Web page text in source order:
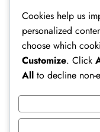
Ferry Doedens |
Cookies help us
personalized
choose which
Customize. Click
All to decline non-